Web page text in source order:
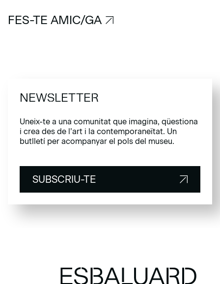
FES-TE AMIC/GA
NEWSLETTER
Uneix-te a una comunitat que imagina, qüestiona
i crea des de l’art i la contemporaneïtat. Un
butlletí per acompanyar el pols del museu.
SUBSCRIU-TE
SUBSCRIU-TE